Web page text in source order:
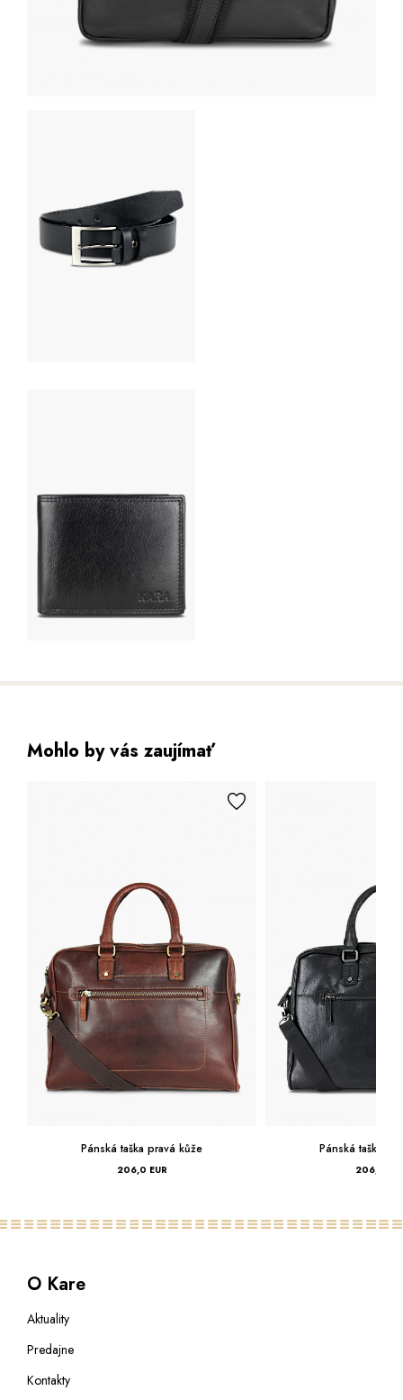
Mohlo by vás zaujímať
Pánská taška pravá kůže
206,0 EUR
Pánská taška
206,0
O Kare
Aktuality
Predajne
Kontakty